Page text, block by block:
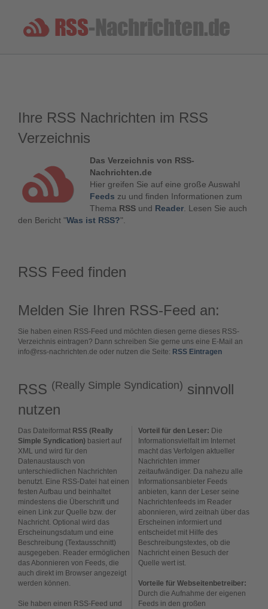
Ihre RSS Nachrichten im RSS
Verzeichnis
Das Verzeichnis von RSS-
Nachrichten.de
Hier greifen Sie auf eine große Auswahl
Feeds zu und finden Informationen zum
Thema RSS und Reader . Lesen Sie auch
den Bericht "Was ist RSS?".
RSS Feed finden
Melden Sie Ihren RSS-Feed an:
Sie haben einen RSS-Feed und möchten diesen gerne dieses RSS-
Verzeichnis eintragen? Dann schreiben Sie gerne uns eine E-Mail an
info@rss-nachrichten.de oder nutzen die Seite: RSS Eintragen
RSS (Really Simple Syndication) sinnvoll
nutzen
Das Dateiformat RSS (Really
Simple Syndication) basiert auf
XML und wird für den
Datenaustausch von
unterschiedlichen Nachrichten
benutzt. Eine RSS-Datei hat einen
festen Aufbau und beinhaltet
mindestens die Überschrift und
einen Link zur Quelle bzw. der
Nachricht. Optional wird das
Erscheinungsdatum und eine
Beschreibung (Textausschnitt)
ausgegeben. Reader ermöglichen
das Abonnieren von Feeds, die
auch direkt im Browser angezeigt
werden können.
Sie haben einen RSS-Feed und
Vorteil für den Leser: Die
Informationsvielfalt im Internet
macht das Verfolgen aktueller
Nachrichten immer
zeitaufwändiger. Da nahezu alle
Informationsanbieter Feeds
anbieten, kann der Leser seine
Nachrichtenfeeds im Reader
abonnieren, wird zeitnah über das
Erscheinen informiert und
entscheidet mit Hilfe des
Beschreibungstextes, ob die
Nachricht einen Besuch der
Quelle wert ist.
Vorteile für Webseitenbetreiber:
Durch die Aufnahme der eigenen
Feeds in den großen